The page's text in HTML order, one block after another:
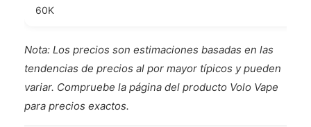
60K
Nota: Los precios son estimaciones basadas en las
tendencias de precios al por mayor típicos y pueden
variar. Compruebe la página del producto Volo Vape
para precios exactos.